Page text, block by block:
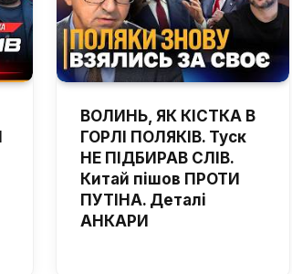
ВОЛИНЬ, ЯК КІСТКА В
ГОРЛІ ПОЛЯКІВ. Туск
НЕ ПІДБИРАВ СЛІВ.
Китай пішов ПРОТИ
ПУТІНА. Деталі
АНКАРИ